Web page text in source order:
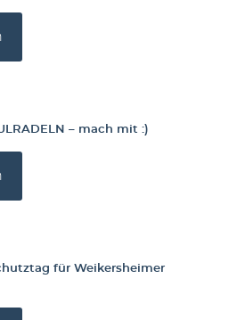
– mach mit :)
für Weikersheimer